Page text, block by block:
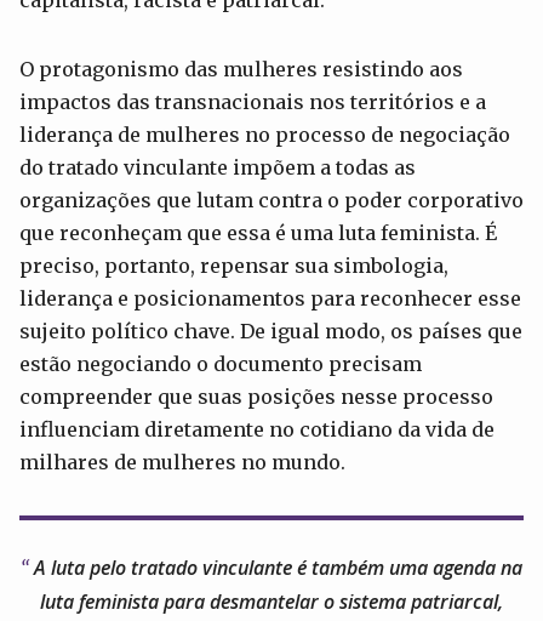
O protagonismo das mulheres resistindo aos
impactos das transnacionais nos territórios e a
liderança de mulheres no processo de negociação
do tratado vinculante impõem a todas as
organizações que lutam contra o poder corporativo
que reconheçam que essa é uma luta feminista. É
preciso, portanto, repensar sua simbologia,
liderança e posicionamentos para reconhecer esse
sujeito político chave. De igual modo, os países que
estão negociando o documento precisam
compreender que suas posições nesse processo
influenciam diretamente no cotidiano da vida de
milhares de mulheres no mundo.
A luta pelo tratado vinculante é também uma agenda na
luta feminista para desmantelar o sistema patriarcal,